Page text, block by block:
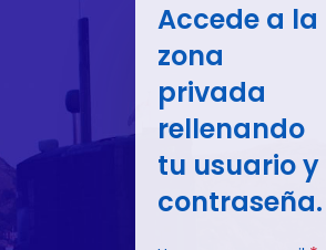
Accede a la
zona
privada
rellenando
tu usuario y
contraseña.